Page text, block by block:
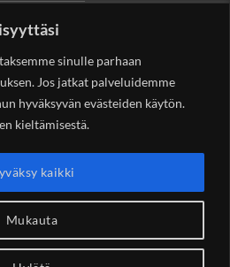
sinulle parhaan
Jos jatkat palveluidemme
hyväksyvän evästeiden käytön.
kieltämisestä.
Mukauta
kaikki
OySotungintie 449,
63